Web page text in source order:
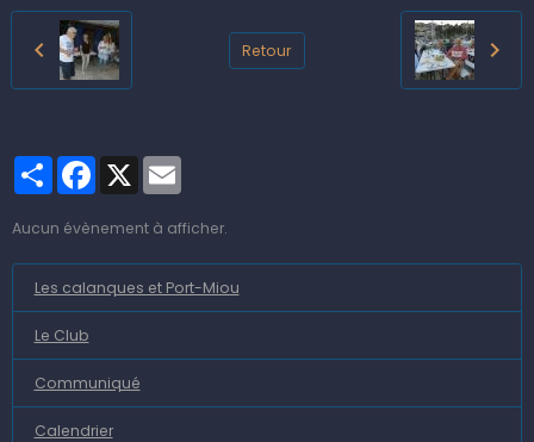
Retour
PartagerFacebook
X
Aucun évènement à afficher.
Les calanques et Port-Miou
Le Club
Communiqué
Calendrier